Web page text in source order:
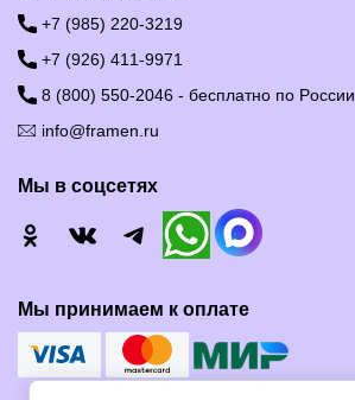
+7 (985) 220-3219
+7 (926) 411-9971
8 (800) 550-2046 - бесплатно по России
info@framen.ru
Мы в соцсетях
Мы принимаем к оплате